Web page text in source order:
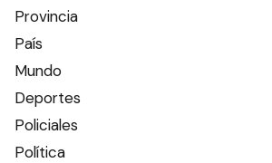
Provincia
País
Mundo
Deportes
Policiales
Política